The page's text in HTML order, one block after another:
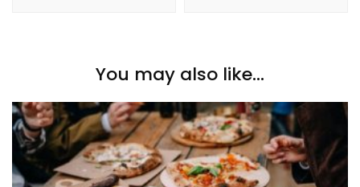
You may also like...